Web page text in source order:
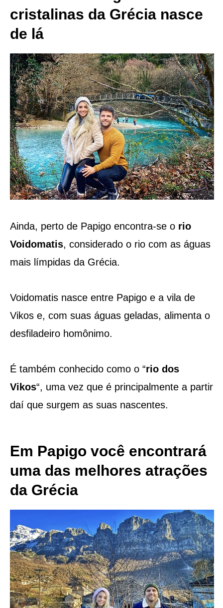
cristalinas da Grécia nasce
de lá
Ainda, perto de Papigo encontra-se o rio
Voidomatis, considerado o rio com as águas
mais límpidas da Grécia.
Voidomatis nasce entre Papigo e a vila de
Vikos e, com suas águas geladas, alimenta o
desfiladeiro homônimo.
É também conhecido como o “rio dos
Vikos“, uma vez que é principalmente a partir
daí que surgem as suas nascentes.
Em Papigo você encontrará
uma das melhores atrações
da Grécia